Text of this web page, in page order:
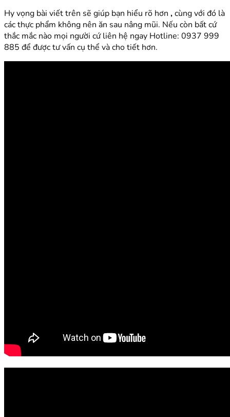
Hy vọng bài viết trên sẽ giúp bạn hiểu rõ hơn ,cùng với đó là
các thực phẩm không nên ăn sau nâng mũi. Nếu còn bất cứ
thắc mắc nào mọi người cứ liên hệ ngay Hotline: 0937 999
885 để được tư vấn cụ thể và cho tiết hơn.